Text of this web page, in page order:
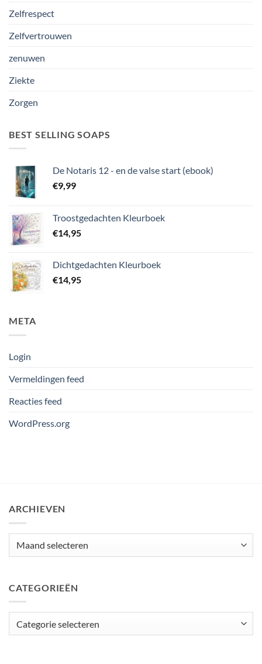
Zelfrespect
Zelfvertrouwen
zenuwen
Ziekte
Zorgen
BEST SELLING SOAPS
De Notaris 12 - en de valse start (ebook)
€9,99
Troostgedachten Kleurboek
€14,95
Dichtgedachten Kleurboek
€14,95
META
Login
Vermeldingen feed
Reacties feed
WordPress.org
ARCHIEVEN
CATEGORIEËN